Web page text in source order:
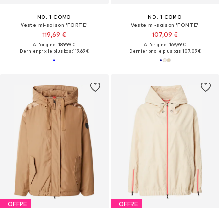
NO. 1 COMO
Veste mi-saison 'FORTE'
119,69 €
À l'origine : 189,99 €
Dernier prix le plus bas :119,69 €
NO. 1 COMO
Veste mi-saison 'FONTE'
107,09 €
À l'origine : 169,99 €
Dernier prix le plus bas :107,09 €
OFFRE OFFRE